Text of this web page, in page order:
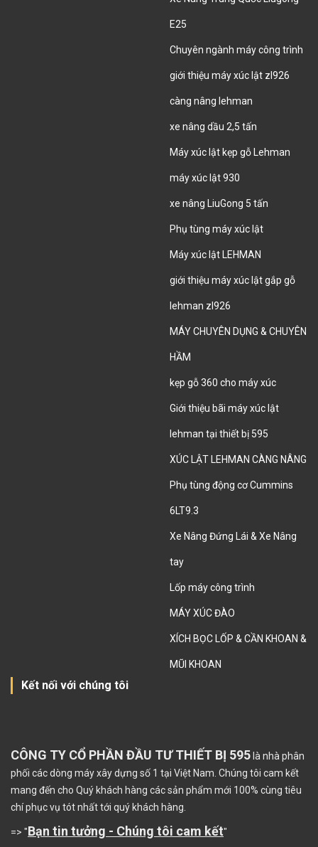
E25
Chuyên ngành máy công trình
giới thiệu máy xúc lật zl926
càng nâng lehman
xe nâng dầu 2,5 tấn
Máy xúc lật kẹp gỗ Lehman
máy xúc lật 930
xe nâng LiuGong 5 tấn
Phụ tùng máy xúc lật
Máy xúc lật LEHMAN
giới thiệu máy xúc lật gắp gỗ
lehman zl926
MÁY CHUYÊN DỤNG & CHUYÊN
HẦM
kẹp gỗ 360 cho máy xúc
Giới thiệu bãi máy xúc lật
lehman tại thiết bị 595
XÚC LẬT LEHMAN CÀNG NÂNG
Phụ tùng động cơ Cummins
6LT9.3
Xe Nâng Đứng Lái & Xe Nâng
tay
Lốp máy công trình
MÁY XÚC ĐÀO
XÍCH BỌC LỐP & CẦN KHOAN &
MŨI KHOAN
Kết nối với chúng tôi
CÔNG TY CỔ PHẦN ĐẦU TƯ THIẾT BỊ 595 là nhà phân
phối các dòng máy xây dựng số 1 tại Việt Nam. Chúng tôi cam kết
mang đến cho Quý khách hàng các sản phẩm mới 100% cùng tiêu
chí phục vụ tót nhất tới quý khách hàng.
=> "Bạn tin tưởng - Chúng tôi cam kết"